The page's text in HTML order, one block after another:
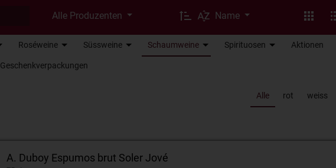
Alle Produzenten Name
Roséweine Süssweine Schaumweine Spirituosen Aktionen
Geschenkverpackungen
Alle rot
weiss
A. Duboy Espumos brut Soler Jové